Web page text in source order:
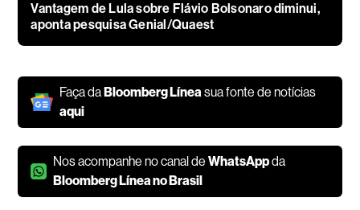
Vantagem de Lula sobre Flávio Bolsonaro diminui,
aponta pesquisa Genial/Quaest
Faça daBloomberg Líneasua fonte de notícias
aqui
Nos acompanhe no canal deWhatsAppda
Bloomberg Línea no Brasil